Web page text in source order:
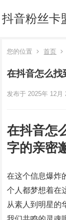
抖音粉丝卡
您的位置 首页
在抖音怎么找
发布于 2025年 12月
在抖音怎
字的亲密
在这个信息爆炸
个人都梦想着在
从素人到明星的